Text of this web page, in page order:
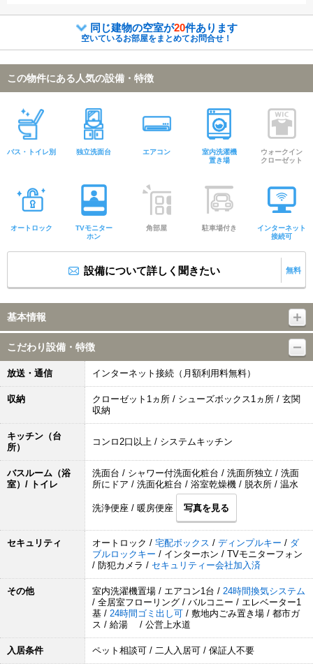
同じ建物の空室が20件あります
空いているお部屋をまとめてお問合せ！
この物件にある人気の設備・特徴
バス・トイレ別 独立洗面台 エアコン
室内洗濯機
置き場
ウォークイン
クローゼット
オートロック
TVモニター
ホン
角部屋 駐車場付き
インターネット
接続可
設備について詳しく聞きたい 無料
基本情報
こだわり設備・特徴
放送・通信 インターネット接続（月額利用料無料）
収納
クローゼット1ヵ所 / シューズボックス1ヵ所 / 玄関
収納
キッチン（台
所）
コンロ2口以上 / システムキッチン
バスルーム（浴
室）/ トイレ
洗面台 / シャワー付洗面化粧台 / 洗面所独立 / 洗面
所にドア / 洗面化粧台 / 浴室乾燥機 / 脱衣所 / 温水
洗浄便座 / 暖房便座 写真を見る
セキュリティ オートロック / 宅配ボックス / ディンプルキー / ダ
ブルロックキー / インターホン / TVモニターフォン
/ 防犯カメラ / セキュリティー会社加入済
その他 室内洗濯機置場 / エアコン1台 / 24時間換気システム
/ 全居室フローリング / バルコニー / エレベーター1
基 / 24時間ゴミ出し可 / 敷地内ごみ置き場 / 都市ガ
ス / 給湯 / 公営上水道
入居条件 ペット相談可 / 二人入居可 / 保証人不要